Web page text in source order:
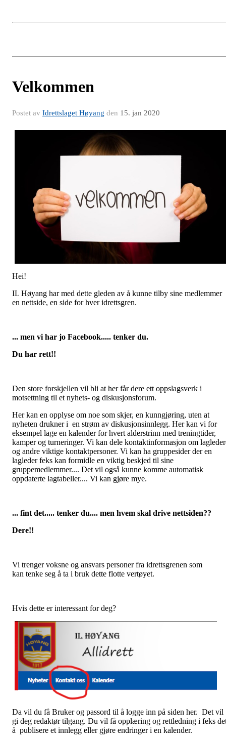
Velkommen
Postet av Idrettslaget Høyang den 15. jan 2020
Hei!
IL Høyang har med dette gleden av å kunne tilby sine medlemmer
en nettside, en side for hver idrettsgren.
... men vi har jo Facebook..... tenker du.
Du har rett!!
Den store forskjellen vil bli at her får dere ett oppslagsverk i
motsettning til et nyhets- og diskusjonsforum.
Her kan en opplyse om noe som skjer, en kunngjøring, uten at
nyheten drukner i en strøm av diskusjonsinnlegg. Her kan vi for
eksempel lage en kalender for hvert alderstrinn med treningtider,
kamper og turneringer. Vi kan dele kontaktinformasjon om
og andre viktige kontaktpersoner. Vi kan ha gruppesider der en
lagleder feks kan formidle en viktig beskjed til sine
gruppemedlemmer.... Det vil også kunne komme automatisk
oppdaterte lagtabeller.... Vi kan gjøre mye.
... fint det..... tenker du.... men hvem skal drive nettsiden??
Dere!!
Vi trenger voksne og ansvars personer fra idrettsgrenen som
kan tenke seg å ta i bruk dette flotte vertøyet.
Hvis dette er interessant for deg?
Da vil du få Bruker og passord til å logge inn på siden her. Det vil
gi deg redaktør tilgang. Du vil få opplæring og rettledning i feks
å publisere et innlegg eller gjøre endringer i en kalender.